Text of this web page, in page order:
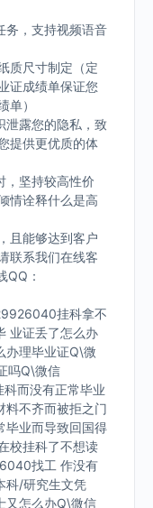
务，支持视频语音
质尺寸制定（定
证成绩单保证您
单）
泄露您的隐私，致
提供更优质的体
，坚持较高性价
情诠释什么是高
且能够达到客户
联系我们在线客
：
挂科拿不
业证丢了怎么办
理毕业证Q\微
吗Q\微信
而没有正常毕业
不齐而被拒之门
业而导致回国得
校挂科了不想读
找工 作没有
科/研究生文凭
又怎么办Q\微信